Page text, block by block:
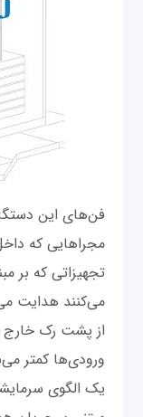
‌‌فن‌های این
مجراهایی که
تجهیزاتی که بر
می‌کنند هدایت
از پشت رک خارج
ورودی‌ها کمتر
یک الگوی